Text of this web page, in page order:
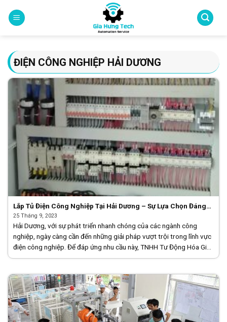
ĐIỆN CÔNG NGHIỆP HẢI DƯƠNG
Lắp Tủ Điện Công Nghiệp Tại Hải Dương – Sự Lựa Chọn Đáng
Tin Cậy từ Gia Hưng Tech
25 Tháng 9, 2023
Hải Dương, với sự phát triển nhanh chóng của các ngành công
nghiệp, ngày càng cần đến những giải pháp vượt trội trong lĩnh vực
điện công nghiệp. Để đáp ứng nhu cầu này, TNHH Tư Động Hóa Gia
Hưng [...]